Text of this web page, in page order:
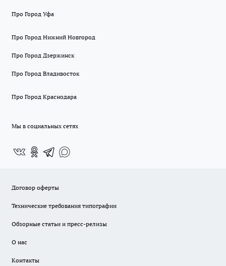
Про Город Уфа
Про Город Нижний Новгород
Про Город Дзержинск
Про Город Владивосток
Про Город Краснодара
Мы в социальных сетях
Договор оферты
Технические требования типографии
Обзорные статьи и пресс-релизы
О нас
Контакты